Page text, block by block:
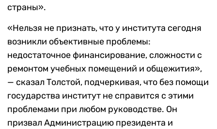
страны».
«Нельзя не признать, что у института сегодня
возникли объективные проблемы:
недостаточное финансирование, сложности с
ремонтом учебных помещений и общежития»,
— сказал Толстой, подчеркивая, что без помощи
государства институт не справится с этими
проблемами при любом руководстве. Он
призвал Администрацию президента и